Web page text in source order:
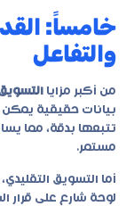
خامساً:
والتفاعل
من أكبر مزايا
بيانات حقيقية يمكن
تتبعها بدقة، مما
مستمر.
أما التسويق
لوحة شارع على قرار